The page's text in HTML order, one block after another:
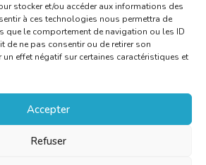
stocker et/ou accéder aux informations des
à ces technologies nous permettra de
que le comportement de navigation ou les ID
de ne pas consentir ou de retirer son
effet négatif sur certaines caractéristiques et
Accepter
Refuser